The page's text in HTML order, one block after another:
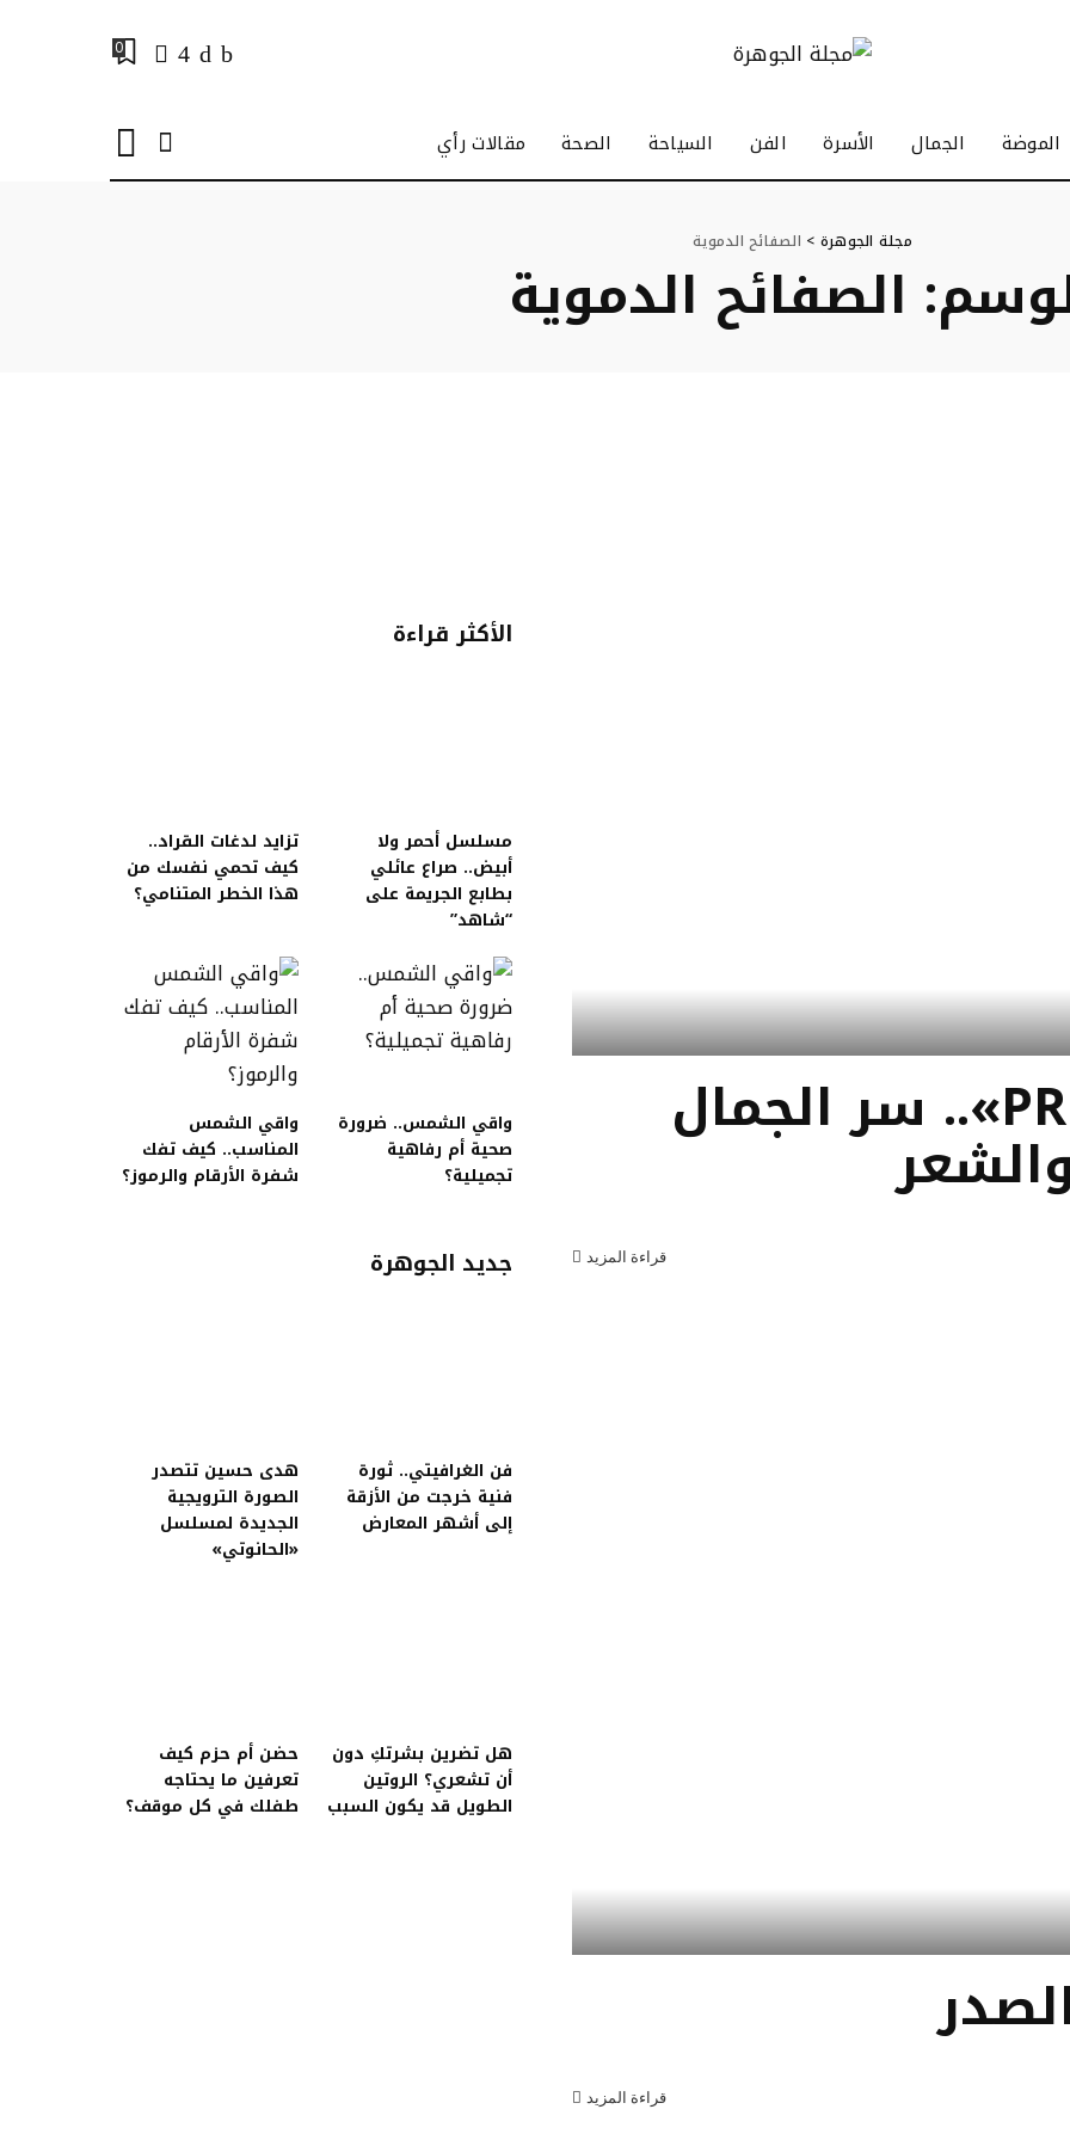
0
الموضة الجمال الأسرة الفن السياحة الصحة مقالات رأي
مجلة الجوهرة > الصفائح الدموية
الصفائح الدموية
العلاج بالبلازما «PRP».. سر الجمال
قراءة المزيد
قراءة المزيد
الأكثر قراءة
مسلسل أحمر ولا
أبيض.. صراع عائلي
بطابع الجريمة على
“شاهد”
تزايد لدغات القراد..
كيف تحمي نفسك من
هذا الخطر المتنامي؟
واقي الشمس.. ضرورة
صحية أم رفاهية
تجميلية؟
واقي الشمس
المناسب.. كيف تفك
شفرة الأرقام والرموز؟
جديد الجوهرة
فن الغرافيتي.. ثورة
فنية خرجت من الأزقة
إلى أشهر المعارض
هدى حسين تتصدر
الصورة الترويجية
الجديدة لمسلسل
«الحانوتي»
هل تضرين بشرتكِ دون
أن تشعري؟ الروتين
الطويل قد يكون السبب
حضن أم حزم كيف
تعرفين ما يحتاجه
طفلك في كل موقف؟